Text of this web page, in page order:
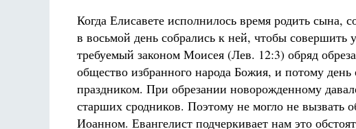
Когда Елисавете исполнилось время родить сына,
в восьмой день собрались к ней, чтобы
требуемый законом Моисея (Лев. 12:3) обряд
общество избранного народа Божия, и потому
праздником. При обрезании новорожденному
старших сродников. Поэтому не могло не вызвать
Иоанном. Евангелист подчеркивает нам это